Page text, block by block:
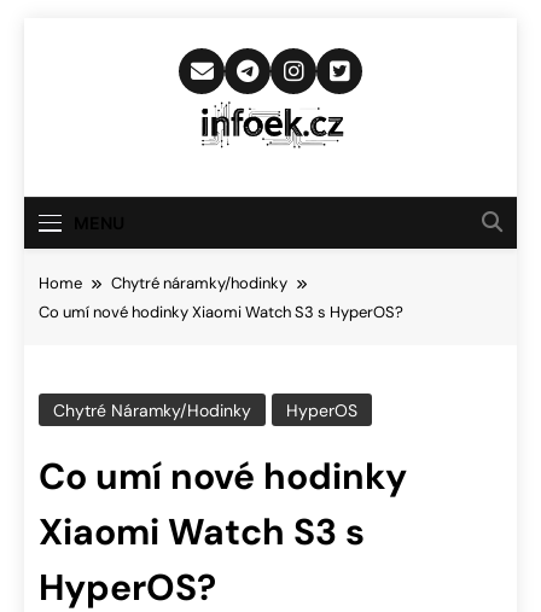
Infoek.cz
Novinkám
Home
Chytré náramky/hodinky
Co umí nové hodinky Xiaomi Watch S3 s HyperOS?
Chytré Náramky/hodinky HyperOS
Co umí nové hodinky
Xiaomi Watch S3 s
HyperOS?